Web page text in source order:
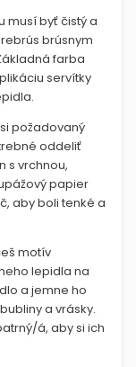
musí byť čistý a
brúsnym
farba
servítky
požadovaný
oddeliť
s vrchnou,
papier
aby boli tenké a
motív
lepidla na
a jemne ho
a vrásky.
á, aby si ich